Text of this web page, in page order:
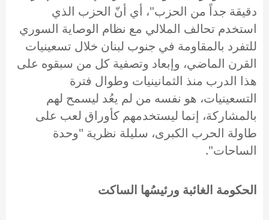
دقيقة جداً من الحزب"، أي أنّ الحزب الذي
استخدم تحالف الملالي مع نظام الوصاية السوري
للتفرد بالمقاومة في جنوب لبنان خلال تسعينيات
القرن الماضي، وإبعاد وتصفية كل من سبقوه على
هذا الدرب منذ الثمانينيات وطوال فترة
التسعينيات، هو نفسه من لم يعُد ليسمح لهم
بالمشاركة، إنما ليستخدمهم كأوراق لعب على
طاولة الحرب الكبرى، سليلة نظرية "وحدة
الساحات".
الحكومة الغائبة ورئيسُها الساكت